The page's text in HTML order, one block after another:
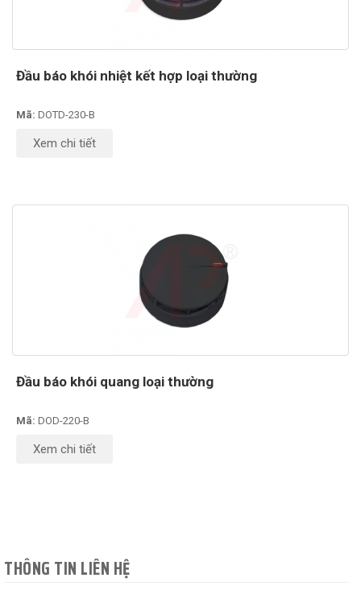
Đầu báo khói nhiệt kết hợp loại thường
Mã: DOTD-230-B
Xem chi tiết
Đầu báo khói quang loại thường
Mã: DOD-220-B
Xem chi tiết
THÔNG TIN LIÊN HỆ